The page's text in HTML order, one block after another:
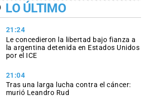
LO ÚLTIMO
21:24
Le concedieron la libertad bajo fianza a
la argentina detenida en Estados Unidos
por el ICE
21:04
Tras una larga lucha contra el cáncer:
murió Leandro Rud